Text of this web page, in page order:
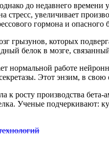
до недавнего
стресс, увеличивает
гормона и опасного
грызунов, которых
белок в мозге,
нормальной работе
Этот энзим, в
росту производства
Ученые подчеркивают: